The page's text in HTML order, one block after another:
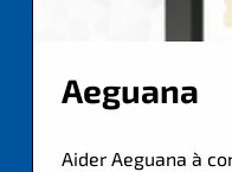
Aeguana
Aider Aeguana à